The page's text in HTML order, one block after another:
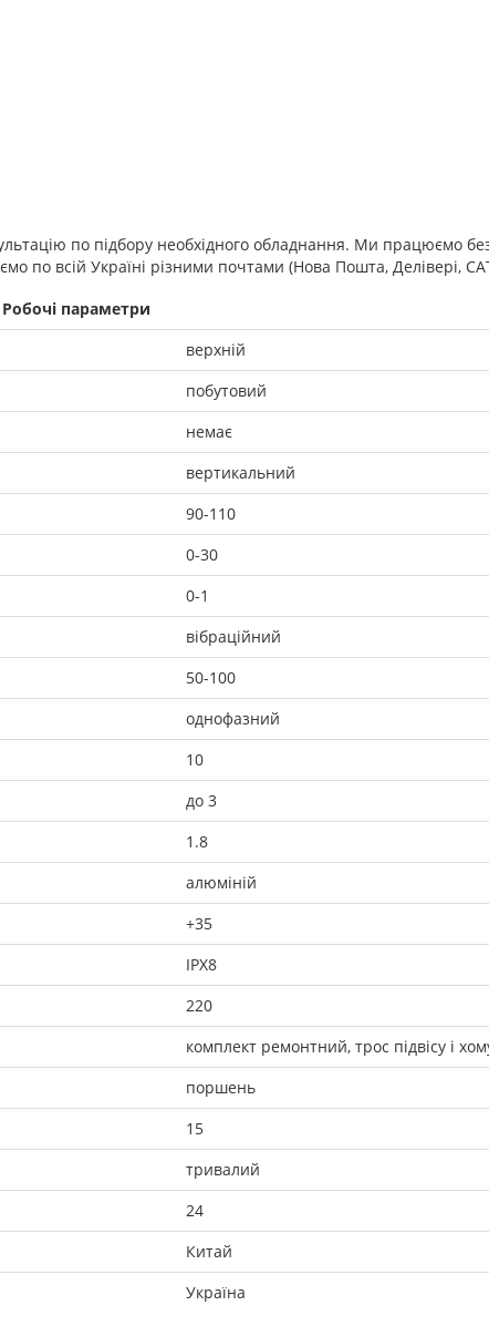
по підбору необхідного обладнання. Ми працюємо
по всій Україні різними почтами (Нова Пошта, Делівері,
Робочі параметри
верхній
побутовий
немає
вертикальний
90-110
0-30
0-1
вібраційний
50-100
однофазний
10
до 3
1.8
алюміній
+35
IPX8
220
комплект ремонтний, трос підвісу і
поршень
15
тривалий
24
Китай
Україна